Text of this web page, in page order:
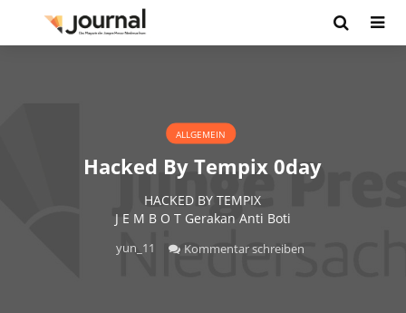
ALLGEMEIN
Hacked By Tempix 0day
HACKED BY TEMPIX
J E M B O T Gerakan Anti Boti
yun_11 Kommentar schreiben